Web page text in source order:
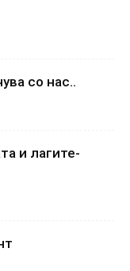
со нас..
и лагите-